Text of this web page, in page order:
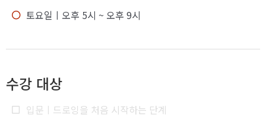
토요일 ㅣ오후 5시 ~ 오후 9시
수강 대상
입문 ㅣ드로잉을 처음 시작하는 단계